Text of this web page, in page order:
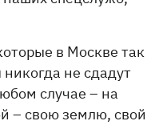
в Москве так
не сдадут
случае – на
– свою землю, свой